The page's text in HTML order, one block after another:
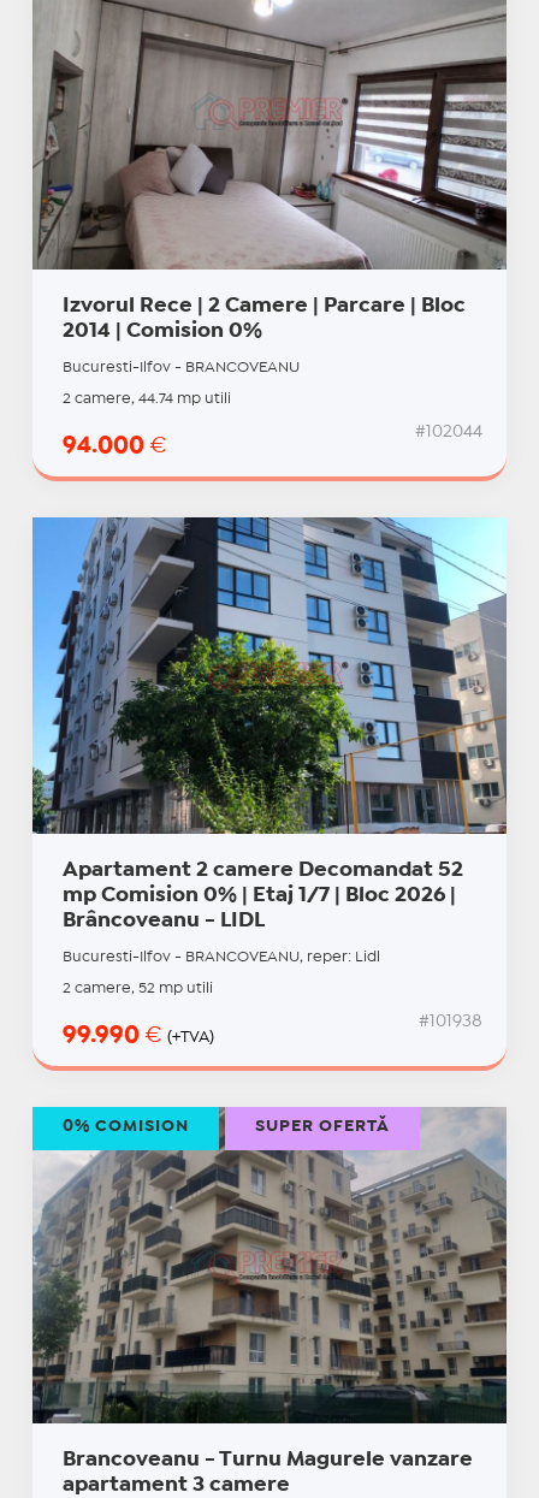
Izvorul Rece | 2 Camere | Parcare | Bloc
2014 | Comision 0%
Bucuresti-Ilfov - BRANCOVEANU
2 camere, 44.74 mp utili
94.000 €
#102044
Apartament 2 camere Decomandat 52
mp Comision 0% | Etaj 1/7 | Bloc 2026 |
Brâncoveanu - LIDL
Bucuresti-Ilfov - BRANCOVEANU, reper: Lidl
2 camere, 52 mp utili
99.990 € (+TVA)
#101938
Brancoveanu - Turnu Magurele vanzare
apartament 3 camere
0% COMISION SUPER OFERTĂ